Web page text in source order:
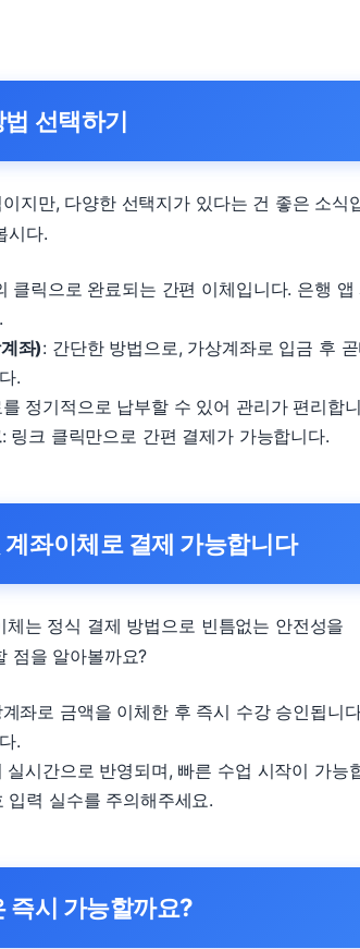
선택하기
지만, 다양한 선택지가 있다는 건 좋은 소식
시다.
클릭으로 완료되는 간편 이체입니다. 은행 앱
좌): 간단한 방법으로, 가상계좌로 입금 후
.
정기적으로 납부할 수 있어 관리가 편리합
: 링크 클릭만으로 간편 결제가 가능합니다.
좌이체로 결제 가능합니다
체는 정식 결제 방법으로 빈틈없는 안전성을
점을 알아볼까요?
좌로 금액을 이체한 후 즉시 수강 승인됩니
.
실시간으로 반영되며, 빠른 수업 시작이 가능
입력 실수를 주의해주세요.
즉시 가능할까요?